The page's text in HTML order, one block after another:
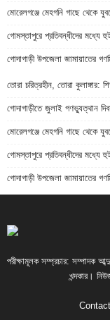
মোরেলগঞ্জে মেহগনি গাছে থেকে
গোমস্তাপুরে প্রতিবন্ধীদের মধ্যে
গোদাগাড়ী উপজেলা জামায়াতের
তোরা চরিত্রহীন, তোরা কুলাঙ্গার:
গোদাগাড়ীতে জুলাই গণভ্যুত্থান
মোরেলগঞ্জে মেহগনি গাছে থেকে
গোমস্তাপুরে প্রতিবন্ধীদের মধ্যে
গোদাগাড়ী উপজেলা জামায়াতের
পরীক্ষামূলক সম্প্রচার: সম্পাদক
খন্দকার।